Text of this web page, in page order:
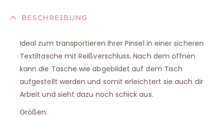
BESCHREIBUNG
Ideal zum transportieren Ihrer Pinsel in einer sicheren
Textiltasche mit Reißverschluss. Nach dem öffnen
kann die Tasche wie abgebildet auf dem Tisch
aufgestellt werden und somit erleichtert sie auch dir
Arbeit und sieht dazu noch schick aus.
Größen: